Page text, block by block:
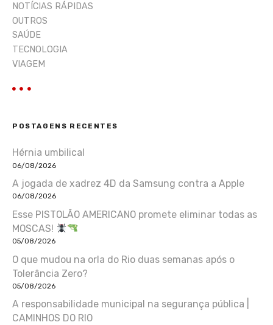
NOTÍCIAS RÁPIDAS
OUTROS
SAÚDE
TECNOLOGIA
VIAGEM
POSTAGENS RECENTES
Hérnia umbilical
06/08/2026
A jogada de xadrez 4D da Samsung contra a Apple
06/08/2026
Esse PISTOLÃO AMERICANO promete eliminar todas as
MOSCAS!
05/08/2026
O que mudou na orla do Rio duas semanas após o
Tolerância Zero?
05/08/2026
A responsabilidade municipal na segurança pública |
CAMINHOS DO RIO